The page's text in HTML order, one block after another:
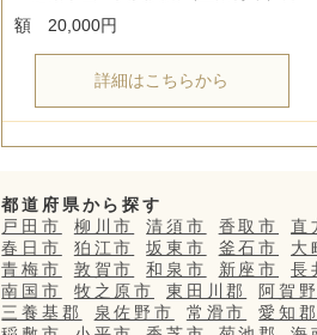
詳細はこちらから
都道府県から探す
戸田市
柳川市 清須市 香取市 直
春日市
狛江市 坂東市 釜石市 大
青梅市
敦賀市 和泉市 新座市 長
南国市
牧之原市 東田川郡 阿賀
三養基郡
泉佐野市 常滑市 愛知郡